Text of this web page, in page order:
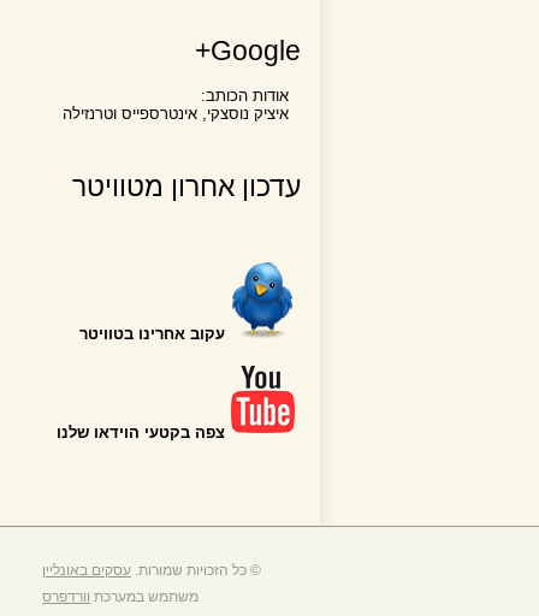
Google+
אודות הכותב:
איציק נוסצקי, אינטרספייס וטרנזילה
עדכון אחרון מטוויטר
עקוב אחרינו בטוויטר
צפה בקטעי הוידאו שלנו
© כל הזכויות שמורות.עסקים באונליין
משתמש במערכתוורדפרס